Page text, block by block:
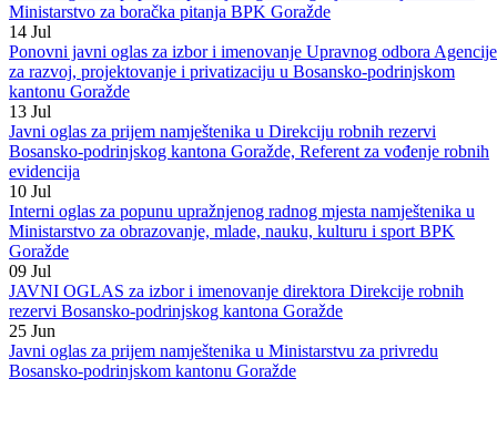
Konkursi i OglasiVidi sve
31 Jul
Interni oglas za popunu upražnjenog radnog mjesta namještenika u
Ministarstvo za boračka pitanja BPK Goražde
14 Jul
Ponovni javni oglas za izbor i imenovanje Upravnog odbora Agencije
za razvoj, projektovanje i privatizaciju u Bosansko-podrinjskom
kantonu Goražde
13 Jul
Javni oglas za prijem namještenika u Direkciju robnih rezervi
Bosansko-podrinjskog kantona Goražde, Referent za vođenje robnih
evidencija
10 Jul
Interni oglas za popunu upražnjenog radnog mjesta namještenika u
Ministarstvo za obrazovanje, mlade, nauku, kulturu i sport BPK
Goražde
09 Jul
JAVNI OGLAS za izbor i imenovanje direktora Direkcije robnih
rezervi Bosansko-podrinjskog kantona Goražde